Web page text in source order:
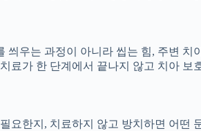
우는 과정이 아니라 씹는 힘, 주변 치
가 한 단계에서 끝나지 않고 치아 보
요한지, 치료하지 않고 방치하면 어떤